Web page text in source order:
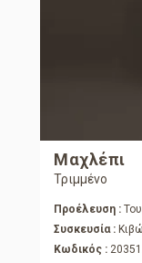
Μαχλέπι
Τριμμένο
Προέλευση :
Συσκευσία :
Κωδικός :